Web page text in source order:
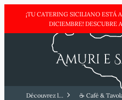
¡TU CATERING SICILIANO ESTÁ
DICIEMBRE!DESCUBRE
Découvrez la
☕ Café &